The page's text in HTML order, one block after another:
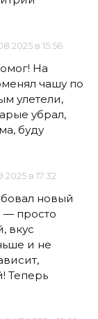
в 15:56
На
чашу по
улетели,
убрал,
буду
в 17:32
новый
— просто
вкус
и не
Теперь